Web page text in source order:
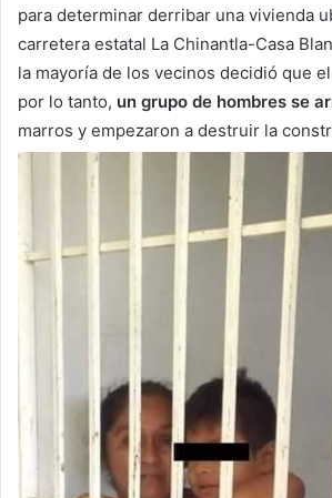
para determinar derribar una vivienda
carretera estatal La Chinantla-Casa
la mayoría de los vecinos decidió que
por lo tanto, un grupo de hombres se
marros y empezaron a destruir la